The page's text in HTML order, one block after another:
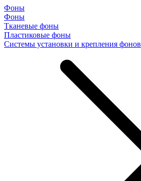
Фоны
Фоны
Тканевые фоны
Пластиковые фоны
Системы установки и крепления фонов